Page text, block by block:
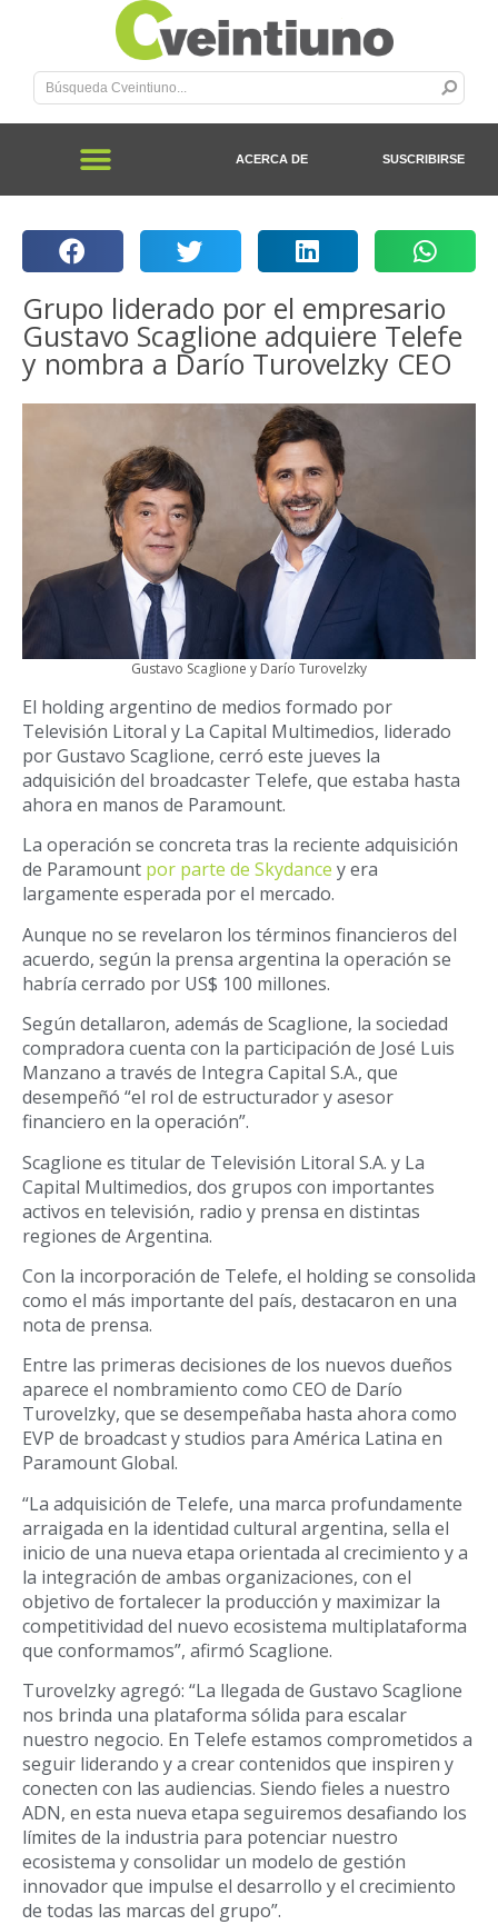
ACERCA DE SUSCRIBIRSE
Grupo liderado por el empresario
Gustavo Scaglione adquiere Telefe
y nombra a Darío Turovelzky CEO
Gustavo Scaglione y Darío Turovelzky
El holding argentino de medios formado por
Televisión Litoral y La Capital Multimedios, liderado
por Gustavo Scaglione, cerró este jueves la
adquisición del broadcaster Telefe, que estaba hasta
ahora en manos de Paramount.
La operación se concreta tras la reciente adquisición
de Paramount por parte de Skydance y era
largamente esperada por el mercado.
Aunque no se revelaron los términos financieros del
acuerdo, según la prensa argentina la operación se
habría cerrado por US$ 100 millones.
Según detallaron, además de Scaglione, la sociedad
compradora cuenta con la participación de José Luis
Manzano a través de Integra Capital S.A., que
desempeñó “el rol de estructurador y asesor
financiero en la operación”.
Scaglione es titular de Televisión Litoral S.A. y La
Capital Multimedios, dos grupos con importantes
activos en televisión, radio y prensa en distintas
regiones de Argentina.
Con la incorporación de Telefe, el holding se consolida
como el más importante del país, destacaron en una
nota de prensa.
Entre las primeras decisiones de los nuevos dueños
aparece el nombramiento como CEO de Darío
Turovelzky, que se desempeñaba hasta ahora como
EVP de broadcast y studios para América Latina en
Paramount Global.
“La adquisición de Telefe, una marca profundamente
arraigada en la identidad cultural argentina, sella el
inicio de una nueva etapa orientada al crecimiento y a
la integración de ambas organizaciones, con el
objetivo de fortalecer la producción y maximizar la
competitividad del nuevo ecosistema multiplataforma
que conformamos”, afirmó Scaglione.
Turovelzky agregó: “La llegada de Gustavo Scaglione
nos brinda una plataforma sólida para escalar
nuestro negocio. En Telefe estamos comprometidos a
seguir liderando y a crear contenidos que inspiren y
conecten con las audiencias. Siendo fieles a nuestro
ADN, en esta nueva etapa seguiremos desafiando los
límites de la industria para potenciar nuestro
ecosistema y consolidar un modelo de gestión
innovador que impulse el desarrollo y el crecimiento
de todas las marcas del grupo”.